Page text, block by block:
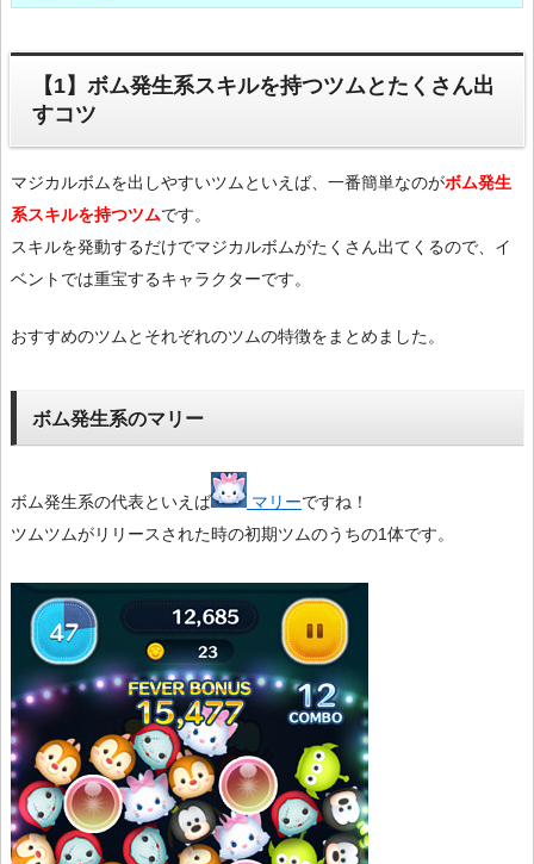
【1】ボム発生系スキルを持つツムとたくさん出
すコツ
マジカルボムを出しやすいツムといえば、一番簡単なのがボム発生
系スキルを持つツムです。
スキルを発動するだけでマジカルボムがたくさん出てくるので、イ
ベントでは重宝するキャラクターです。
おすすめのツムとそれぞれのツムの特徴をまとめました。
ボム発生系のマリー
ボム発生系の代表といえば マリーですね！
ツムツムがリリースされた時の初期ツムのうちの1体です。